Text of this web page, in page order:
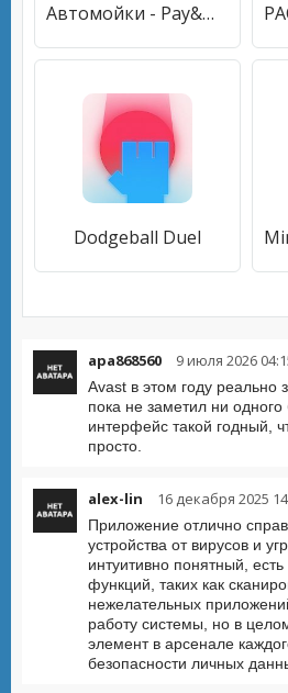
Автомойки - Pay&Wash
Dodgeball Duel
apa868560 9 июля 2026
Avast в этом году реально
пока не заметил ни одного
интерфейс такой годный,
просто.
alex-lin 16 декабря 2025
Приложение отлично
устройства от вирусов и
интуитивно понятный,
функций, таких как
нежелательных
работу системы, но в
элемент в арсенале
безопасности личных